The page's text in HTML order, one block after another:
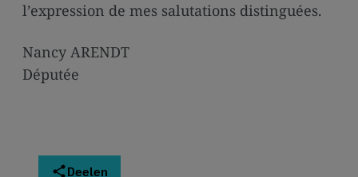
l’expression de mes salutations distinguées.
Nancy ARENDT
Députée
Deelen